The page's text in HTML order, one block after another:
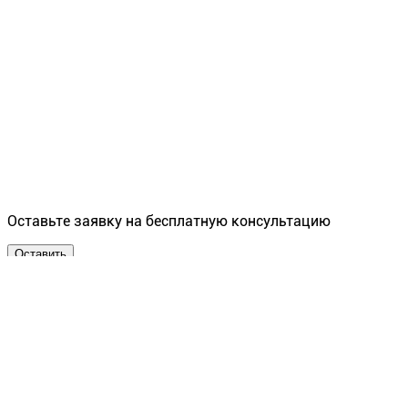
Оставьте заявку на бесплатную консультацию
Оставить